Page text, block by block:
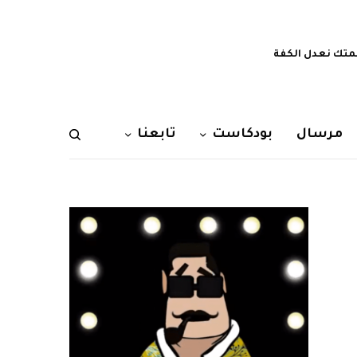
نعدل الكفة
مرسال بودكاست تابعنا